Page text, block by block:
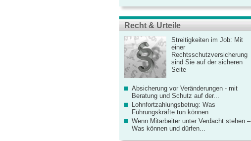
Recht & Urteile
Streitigkeiten im Job: Mit
einer
Rechtsschutzversicherung
sind Sie auf der sicheren
Seite
Absicherung vor Veränderungen - mit
Beratung und Schutz auf der...
Lohnfortzahlungsbetrug: Was
Führungskräfte tun können
Wenn Mitarbeiter unter Verdacht stehen –
Was können und dürfen...